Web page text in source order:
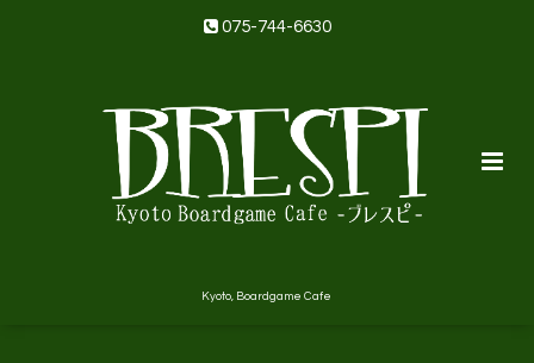
075-744-6630
Kyoto, Boardgame Cafe